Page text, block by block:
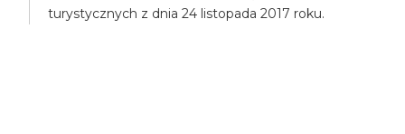
turystycznych z dnia 24 listopada 2017 roku.